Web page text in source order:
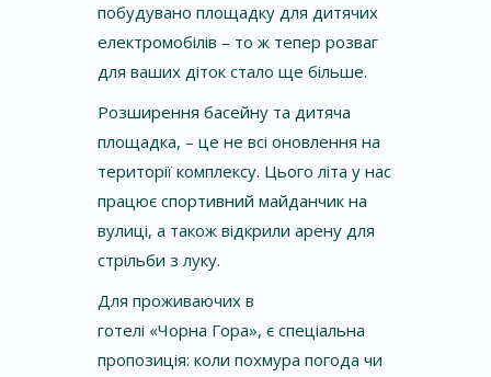
побудувано площадку для дитячих
електромобілів – то ж тепер розваг
для ваших діток стало ще більше.
Розширення басейну та дитяча
площадка, – це не всі оновлення на
території комплексу. Цього літа у нас
працює спортивний майданчик на
вулиці, а також відкрили арену для
стрільби з луку.
Для проживаючих в
готелі «Чорна Гора», є спеціальна
пропозиція: коли похмура погода чи